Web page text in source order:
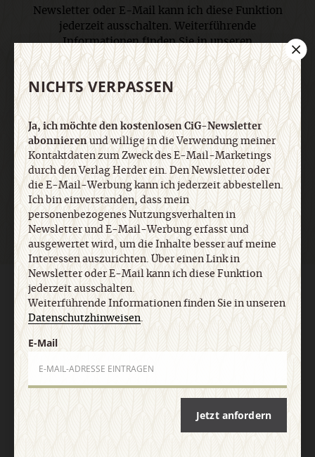
Newsletter oder E-Mail kann ich diese Funktion
jederzeit ausschalten. Weiterführende
Informationen finden Sie in unseren
Datenschutzhinweisen.
E-Mail
Jetzt anmelden
AGB und Widerrufsbelehrung
Impressum
Vertrag widerrufen Abo online kündigen
NICHTS VERPASSEN
Ja, ich möchte den kostenlosen CiG-Newsletter
abonnierenund willige in die Verwendung meiner
Kontaktdaten zum Zweck des E-Mail-Marketings
durch den Verlag Herder ein. Den Newsletter oder
die E-Mail-Werbung kann ich jederzeit abbestellen.
Ich bin einverstanden, dass mein
personenbezogenes Nutzungsverhalten in
Newsletter und E-Mail-Werbung erfasst und
ausgewertet wird, um die Inhalte besser auf meine
Interessen auszurichten. Über einen Link in
Newsletter oder E-Mail kann ich diese Funktion
jederzeit ausschalten.
Weiterführende Informationen finden Sie in unseren
Datenschutzhinweisen.
E-Mail
Jetzt anfordern